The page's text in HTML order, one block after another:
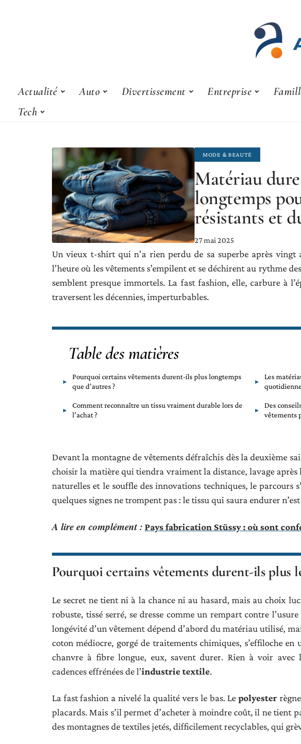
Actualité Auto Divertissement Entreprise
Tech
MODE & BEAUTÉ
Matériau
longtemps
résistants et
27 mai 2025
Un vieux t-shirt qui n’a rien perdu de sa superbe après vingt
l’heure où les vêtements s’empilent et se déchirent au rythme
semblent presque immortels. La fast fashion, elle, carbure à
traversent les décennies, imperturbables.
Table des matières
Pourquoi certains vêtements durent-ils plus longtemps
que d’autres ?
Les
quotidienne
Comment reconnaître un tissu vraiment durable lors de
l’achat ?
Des
vêtements
Devant la montagne de vêtements défraîchis dès la deuxième
choisir la matière qui tiendra vraiment la distance, lavage après
naturelles et le souffle des innovations techniques, le parcours
quelques signes ne trompent pas : le tissu qui saura endurer
A lire en complément : Pays fabrication Stüssy : où sont
Pourquoi certains vêtements durent-ils plus
Le secret ne tient ni à la chance ni au hasard, mais au choix
robuste, tissé serré, se dresse comme un rempart contre
longévité d’un vêtement dépend d’abord du matériau utilisé,
coton médiocre, gorgé de traitements chimiques, s’effiloche
chanvre à fibre longue, eux, savent durer. Rien à voir avec
cadences effrénées de l’industrie textile.
La fast fashion a nivelé la qualité vers le bas. Lepolyester
placards. Mais s’il permet d’acheter à moindre coût, il ne tient
des montagnes de textiles jetés, difficilement recyclables, qui